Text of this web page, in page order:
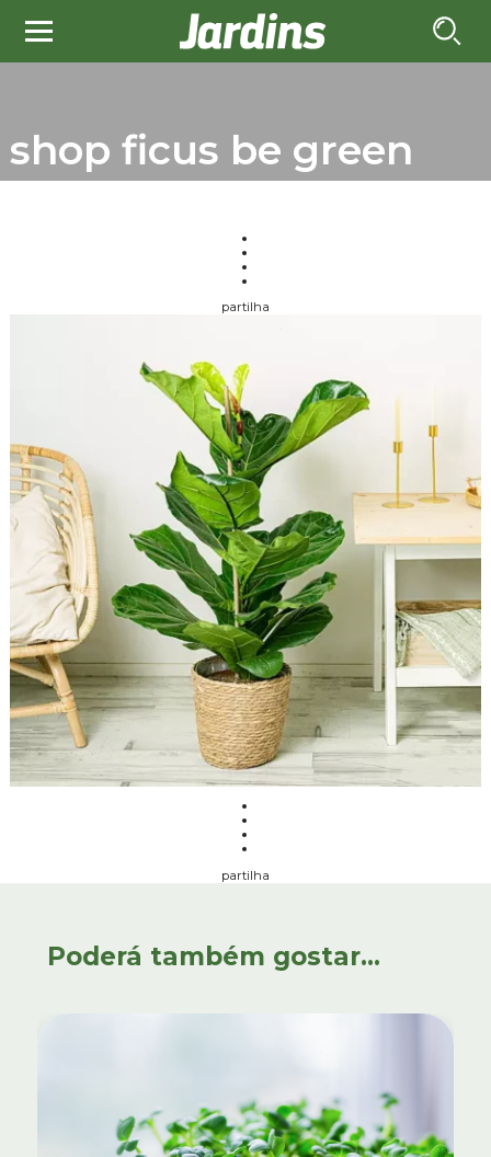
shop ficus be green
partilha
partilha
Poderá também gostar...